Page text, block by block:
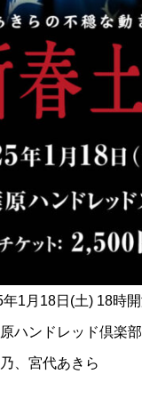
年1月18日(土) 18時
ハンドレッド倶楽
、宮代あきら